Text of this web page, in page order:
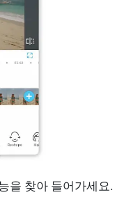
을 찾아 들어가세요.